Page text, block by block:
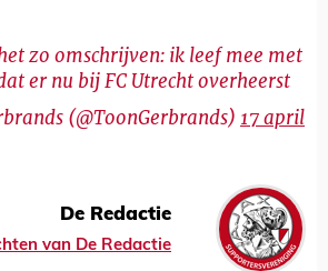
zo omschrijven: ik leef mee met
er nu bij FC Utrecht overheerst
(@ToonGerbrands) 17 april
De Redactie
van De Redactie